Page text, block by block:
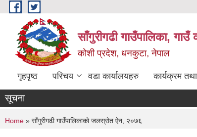
Skip to main content
साँगुरीगढी गाउँपालिका, गाउँ
कोशी प्रदेश, धनकुटा, नेपाल
गृहपृष्ठ परिचय वडा कार्यालयहरु कार्यक्रम
सूचना
You are here
Home » साँगुरीगढी गाउँपालिकाको जलस्रोत ऐन, २०७६